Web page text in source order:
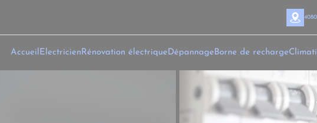
AccueilElectricienRénovation électriqueDépannageBorne de recharge